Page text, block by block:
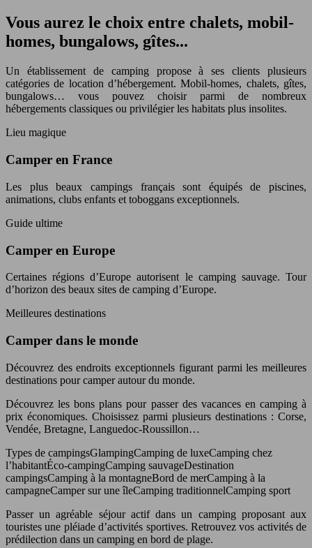
Vous aurez le choix entre chalets, mobil-
homes, bungalows, gîtes...
Un établissement de camping propose à ses clients plusieurs
catégories de location d’hébergement. Mobil-homes, chalets, gîtes,
bungalows… vous pouvez choisir parmi de nombreux
hébergements classiques ou privilégier les habitats plus insolites.
Lieu magique
Camper en France
Les plus beaux campings français sont équipés de piscines,
animations, clubs enfants et toboggans exceptionnels.
Guide ultime
Camper en Europe
Certaines régions d’Europe autorisent le camping sauvage. Tour
d’horizon des beaux sites de camping d’Europe.
Meilleures destinations
Camper dans le monde
Découvrez des endroits exceptionnels figurant parmi les meilleures
destinations pour camper autour du monde.
Découvrez les bons plans pour passer des vacances en camping à
prix économiques. Choisissez parmi plusieurs destinations : Corse,
Vendée, Bretagne, Languedoc-Roussillon…
Types de campingsGlampingCamping de luxeCamping chez
l’habitantÉco-campingCamping sauvageDestination
campingsCamping à la montagneBord de merCamping à la
campagneCamper sur une îleCamping traditionnelCamping sport
Passer un agréable séjour actif dans un camping proposant aux
touristes une pléiade d’activités sportives. Retrouvez vos activités de
prédilection dans un camping en bord de plage.